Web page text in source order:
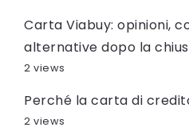
Carta Viabuy: opinioni,
alternative dopo la
2 views
Perché la carta di
2 views